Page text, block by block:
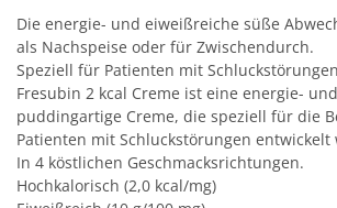
Die energie- und eiweißreiche süße
als Nachspeise oder für Zwischendurch.
Speziell für Patienten mit
Fresubin 2 kcal Creme ist eine energie-
puddingartige Creme, die speziell für die
Patienten mit Schluckstörungen entwickelt
In 4 köstlichen Geschmacksrichtungen.
Hochkalorisch (2,0 kcal/mg)